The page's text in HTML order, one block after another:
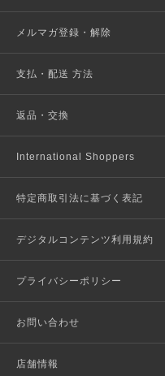
メルマガ登録・解除
支払・配送 方法
返品・交換
International Shoppers
特定商取引法に基づく表記
デジタルコンテンツ利用規約
プライバシーポリシー
お問い合わせ
店舗情報